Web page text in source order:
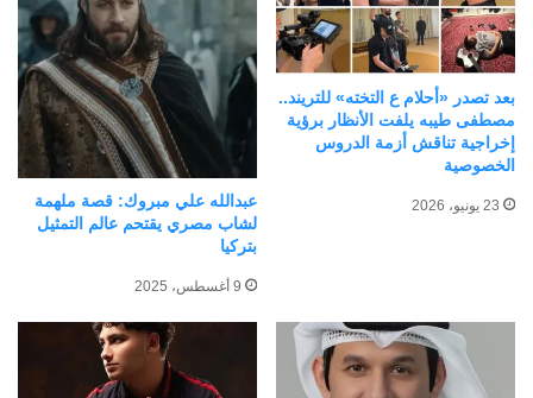
مشروع عملي مقترح لمقررات التربية الإعلامية. ويُعد
الكتاب مرجعًا ثريًا وضروريًا للباحثين والمربين وصنّاع
القرار، ولكل من يسعى إلى تطوير المناهج التعليمية
وبناء وعي إعلامي رشيد في عصر العولمة الرقمية التي
تستهدف اختراق عقول الشباب وقيمهم الوطنية .
معجب بهذه:
بعد تصدر «أحلام ع التخته» للتريند..
مصطفى طيبه يلفت الأنظار برؤية
إخراجية تناقش أزمة الدروس
الخصوصية
23 يونيو، 2026
عبدالله علي مبروك: قصة ملهمة
لشاب مصري يقتحم عالم التمثيل
بتركيا
9 أغسطس، 2025